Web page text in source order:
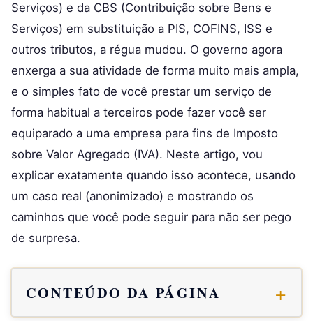
Serviços) e da CBS (Contribuição sobre Bens e
Serviços) em substituição a PIS, COFINS, ISS e
outros tributos, a régua mudou. O governo agora
enxerga a sua atividade de forma muito mais ampla,
e o simples fato de você prestar um serviço de
forma habitual a terceiros pode fazer você ser
equiparado a uma empresa para fins de Imposto
sobre Valor Agregado (IVA). Neste artigo, vou
explicar exatamente quando isso acontece, usando
um caso real (anonimizado) e mostrando os
caminhos que você pode seguir para não ser pego
de surpresa.
CONTEÚDO DA PÁGINA